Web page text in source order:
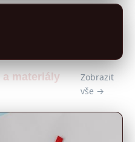
a materiály
Zobrazit
vše →